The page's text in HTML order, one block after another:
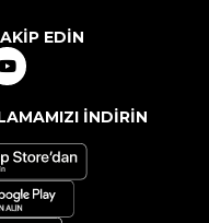
EDİN
İNDİRİN